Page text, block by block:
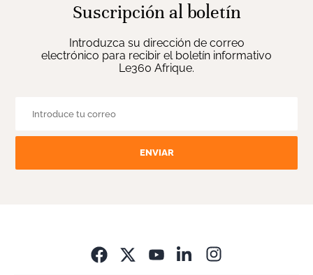
Suscripción al boletín
Introduzca su dirección de correo
electrónico para recibir el boletín informativo
Le360 Afrique.
ENVIAR